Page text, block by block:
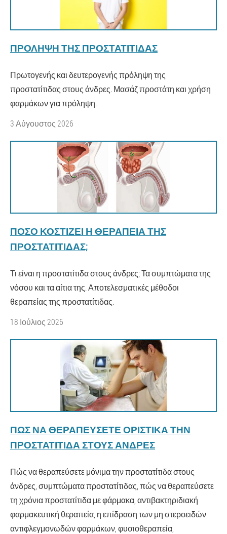
ΠΡΌΛΗΨΗ ΤΗΣ ΠΡΟΣΤΑΤΊΤΙΔΑΣ
Πρωτογενής και δευτερογενής πρόληψη της
προστατίτιδας στους άνδρες. Μασάζ προστάτη και χρήση
φαρμάκων για πρόληψη.
3 Αύγουστος 2026
ΠΌΣΟ ΚΟΣΤΊΖΕΙ Η ΘΕΡΑΠΕΊΑ ΤΗΣ
ΠΡΟΣΤΑΤΊΤΙΔΑΣ;
Τι είναι η προστατίτιδα στους άνδρες; Τα συμπτώματα της
νόσου και τα αίτια της. Αποτελεσματικές μέθοδοι
θεραπείας της προστατίτιδας.
18 Ιούλιος 2026
ΠΏΣ ΝΑ ΘΕΡΑΠΕΎΣΕΤΕ ΟΡΙΣΤΙΚΆ ΤΗΝ
ΠΡΟΣΤΑΤΊΤΙΔΑ ΣΤΟΥΣ ΆΝΔΡΕΣ
Πώς να θεραπεύσετε μόνιμα την προστατίτιδα στους
άνδρες, συμπτώματα προστατίτιδας, πώς να θεραπεύσετε
τη χρόνια προστατίτιδα με φάρμακα, αντιβακτηριδιακή
φαρμακευτική θεραπεία, η επίδραση των μη στεροειδών
αντιφλεγμονωδών φαρμάκων, φυσιοθεραπεία,